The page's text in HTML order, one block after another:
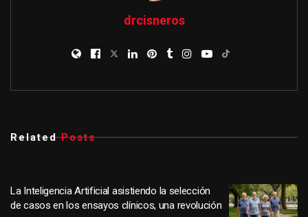
drcisneros
RelatedPosts
La Inteligencia Artificial asistiendo la selección
de casos en los ensayos clínicos, una revolución